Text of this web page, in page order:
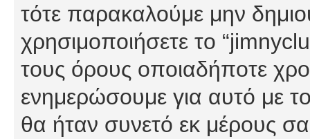
τότε παρακαλούμε μην
χρησιμοποιήσετε το
τους όρους οποιαδήποτε
ενημερώσουμε για αυτό με
θα ήταν συνετό εκ μέρους